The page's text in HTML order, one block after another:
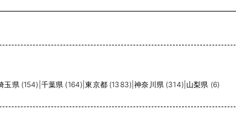
お言葉です。しかし、決してそこで満足する
して挑戦を続けていきたいと思っています。
玉県 (154) 千葉県 (164) |東京都 (1383) |神奈川県 (314) 山梨県 (6)